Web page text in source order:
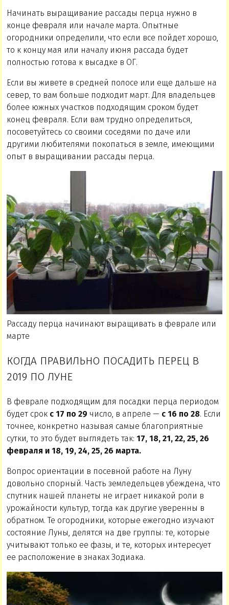
Начинать выращивание рассады перца нужно в
конце февраля или начале марта. Опытные
огородники определили, что если все пойдет хорошо,
то к концу мая или началу июня рассада будет
полностью готова к высадке в ОГ.
Если вы живете в средней полосе или еще дальше на
север, то вам больше подходит март. Для владельцев
более южных участков подходящим сроком будет
конец февраля. Если вам трудно определиться,
посоветуйтесь со своими соседями по даче или
другими любителями покопаться в земле, имеющими
опыт в выращивании рассады перца.
Рассаду перца начинают выращивать в феврале или
марте
КОГДА ПРАВИЛЬНО ПОСАДИТЬ ПЕРЕЦ В
2019 ПО ЛУНЕ
В феврале подходящим для посадки перца периодом
будет срок с 17 по 29 число, в апреле — с 16 по 28. Если
точнее, конкретно называя самые благоприятные
сутки, то это будет выглядеть так:17, 18, 21, 22, 25, 26
февраля и 18, 19, 24, 25, 26 марта.
Вопрос ориентации в посевной работе на Луну
довольно спорный. Часть земледельцев убеждена, что
спутник нашей планеты не играет никакой роли в
урожайности культур, тогда как другие уверенны в
обратном. Те огородники, которые ежегодно изучают
состояние Луны, делятся на две группы: те, которые
учитывают только ее фазы, и те, которых интересует
ее расположение в знаках Зодиака.